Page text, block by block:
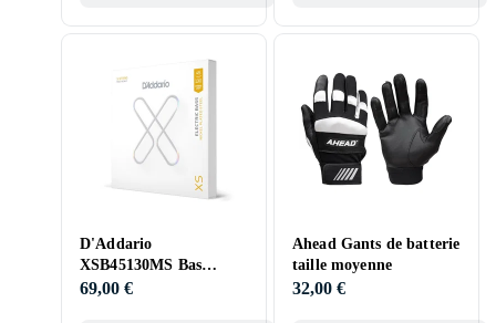
D'Addario
XSB45130MS Bas
Électrique 45-130
69,00 €
Ahead Gants de batterie
taille moyenne
32,00 €